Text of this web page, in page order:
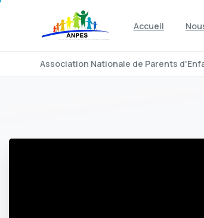
Accueil
Association Nationale de Parents